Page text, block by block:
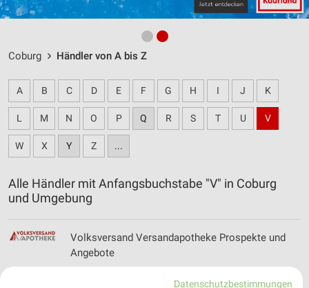
Coburg Händler von A bis Z
A B C D E F G H I J K
L M N O P Q R S T U V
W X Y Z ...
Alle Händler mit Anfangsbuchstabe "V" in Coburg
und Umgebung
Volksversand Versandapotheke Prospekte und
Angebote
Datenschutzbestimmungen